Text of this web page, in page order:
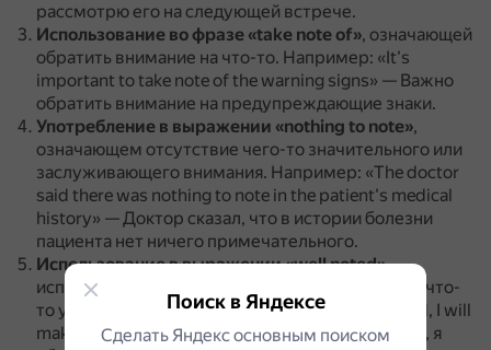
рассмотрю его на следующей встрече.
Использование во фразе «take note of», означающей
обратить внимание на что-то. Например: «It's
important to take note of the warning signs» — Важно
обратить внимание на предупреждающие знаки.
Употребление в выражении «nothing to note»,
означающем отсутствие чего-то значительного или
заслуживающего внимания. Например: «The doctor
said there was nothing to note in the patient's medical
history» — Доктор сказал, что в истории болезни
пациента нет ничего примечательного.
Использование в выражении «well noted»,
использующемся для подтверждения того, что что-
то услышано или понято. Например: «Well noted, I will
make sure to include that in my report» — Хорошо, я
Поиск в Яндексе
Сделать Яндекс основным поиском